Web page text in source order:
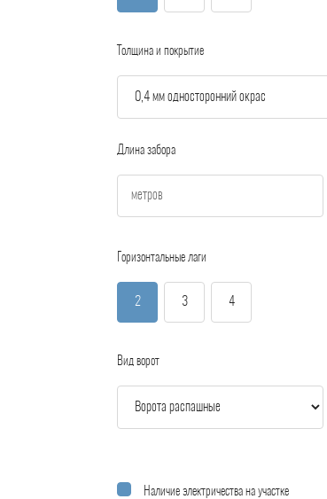
Толщина и покрытие
Длина забора
Горизонтальные лаги
2 3 4
Вид ворот
Наличие электричества на участке